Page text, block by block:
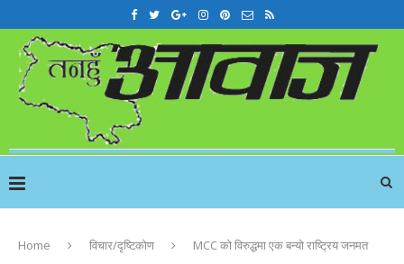
Home विचार/दृष्टिकोण MCC को विरुद्धमा एक बन्यो राष्ट्रिय जनमत